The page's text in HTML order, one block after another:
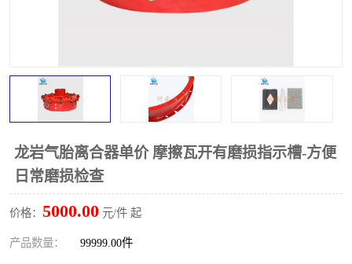
龙岩气胎离合器单价 摩擦瓦开有磨损指示槽-方便
日常磨损检查
价格： 5000.00 元/件 起
产品数量： 99999.00件